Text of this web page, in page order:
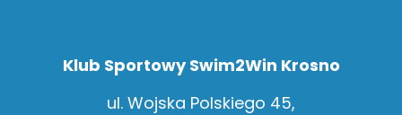
Klub Sportowy Swim2Win Krosno
ul. Wojska Polskiego 45,